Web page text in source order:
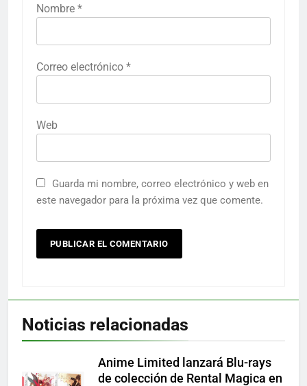
Nombre *
Correo electrónico *
Web
Guarda mi nombre, correo electrónico y web en
este navegador para la próxima vez que comente.
Noticias relacionadas
Anime Limited lanzará Blu-rays
de colección de Rental Magica en